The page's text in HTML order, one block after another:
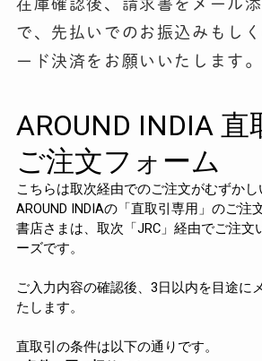
在庫確認後、請求書をメール
で、先払いでのお振込みもし
ード決済をお願いいたします。